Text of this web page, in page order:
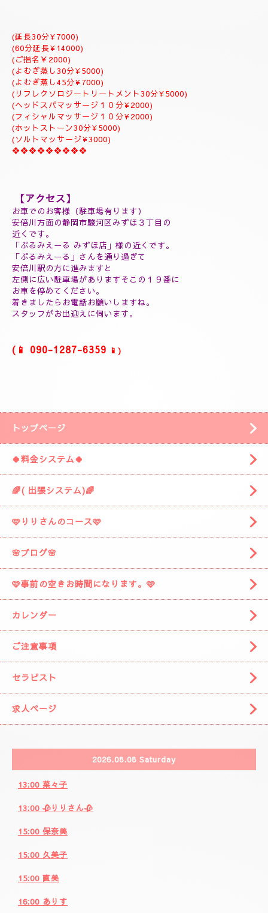
🌈🪻⑥デトックス体質改善トリートメント＆ソルトマッサージト
リートメントコース🪻🌈
全身極上リンパドレナージュトリートメント、リフレクソロジー
足つぼデトックス体質改善トリートメント、ソルトマッサージ、
ジャプカサイ＆リンガムトリートメント、よむぎ蒸しコース
９０分￥25000
１２０分¥30000⇒¥28000
１５０分¥35000⇒¥32000
❖❖❖❖❖❖❖❖❖
(延長30分¥7000)
(60分延長¥14000)
(ご指名￥2000)
(よむぎ蒸し30分¥5000)
(よむぎ蒸し45分¥7000)
(リフレクソロジートリートメント30分¥5000)
(ヘッドスパマッサージ１０分¥2000)
(フィシャルマッサージ１０分¥2000)
(ホットストーン30分¥5000)
(ソルトマッサージ¥3000)
❖❖❖❖❖❖❖❖❖
安倍川駅の方に進みますと
左側に広い駐車場がありますそこの１９番に
お車を停めてください。
着きましたら お電話お願いしますね。
スタッフがお出迎えに伺います。
トップページ
🍀料金システム🍀
🌈( 出張システム)🌈
🩷りりさんのコース🩷
🌸ブログ🌸
🩷事前の空きお時間になります。🩷
ご注意事項
セラピスト